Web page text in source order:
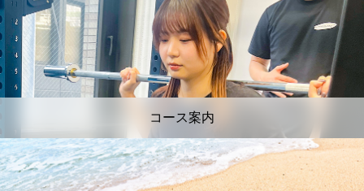
コース案内